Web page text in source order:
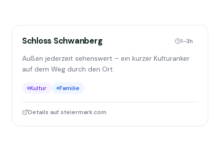
Schloss Schwanberg 1-3h
Außen jederzeit sehenswert – ein kurzer Kulturanker
auf dem Weg durch den Ort.
Kultur Familie
Details auf steiermark.com